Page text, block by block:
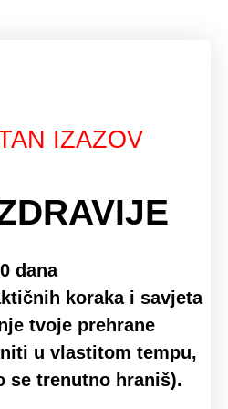
IZAZOV
dana
koraka i savjeta
tvoje prehrane
u vlastitom tempu,
se trenutno hraniš).